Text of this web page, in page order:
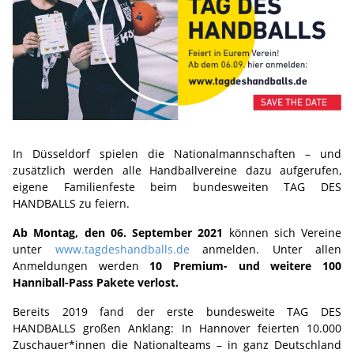
In Düsseldorf spielen die Nationalmannschaften – und
zusätzlich werden alle Handballvereine dazu aufgerufen,
eigene Familienfeste beim bundesweiten TAG DES
HANDBALLS zu feiern.
Ab Montag, den 06. September 2021 können sich Vereine
unter www.tagdeshandballs.de anmelden. Unter allen
Anmeldungen werden 10 Premium- und weitere 100
Hanniball-Pass Pakete verlost.
Bereits 2019 fand der erste bundesweite TAG DES
HANDBALLS großen Anklang: In Hannover feierten 10.000
Zuschauer*innen die Nationalteams – in ganz Deutschland